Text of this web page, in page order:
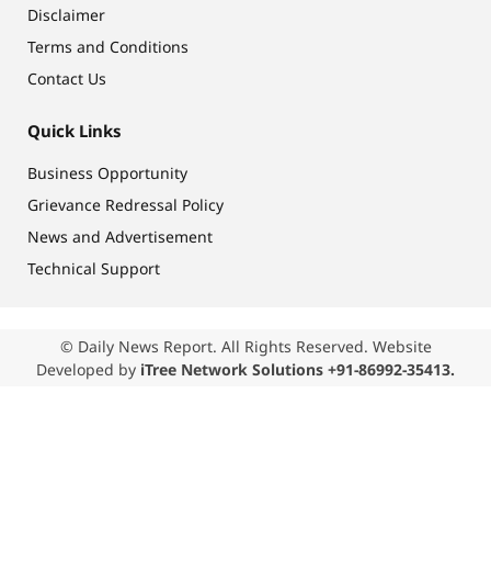
Disclaimer
Terms and Conditions
Contact Us
Quick Links
Business Opportunity
Grievance Redressal Policy
News and Advertisement
Technical Support
© Daily News Report. All Rights Reserved. Website
Developed by iTree Network Solutions +91-86992-35413.